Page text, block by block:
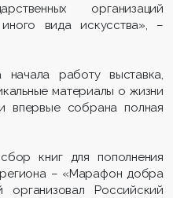
организаций
вида искусства», –
работу выставка,
материалы о жизни
впервые собрана полная
книг для пополнения
– «Марафон добра
организовал Российский